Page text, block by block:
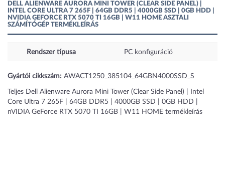
DELL ALIENWARE AURORA MINI TOWER (CLEAR SIDE PANEL) |
INTEL CORE ULTRA 7 265F | 64GB DDR5 | 4000GB SSD | 0GB HDD |
NVIDIA GEFORCE RTX 5070 TI 16GB | W11 HOME ASZTALI
SZÁMÍTÓGÉP TERMÉKLEÍRÁS
Rendszer típusa PC konfiguráció
Gyártói cikkszám: AWACT1250_385104_64GBN4000SSD_S
Teljes Dell Alienware Aurora Mini Tower (Clear Side Panel) | Intel
Core Ultra 7 265F | 64GB DDR5 | 4000GB SSD | 0GB HDD |
nVIDIA GeForce RTX 5070 TI 16GB | W11 HOME termékleírás